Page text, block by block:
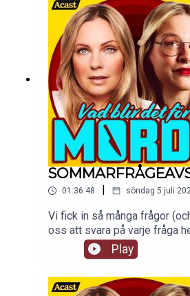
01:36:48 | söndag 5 juli
Vi fick in så många frågor
oss att svara på varje fråga
till sommarfrågeavsnitt! Håll
avsnitten fortsätter som
hela sommaren.Detta avsnitt
supercast.com. tw:
Play